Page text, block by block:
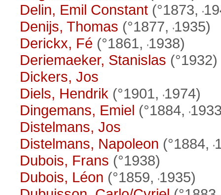
Delin, Emil Constant (°1873,
Denijs, Thomas (°1877, 1935)
Derickx, Fé (°1861, 1938)
Deriemaeker, Stanislas (°1932)
Dickers, Jos
Diels, Hendrik (°1901, 1974)
Dingemans, Emiel (°1884,
Distelmans, Jos
Distelmans, Napoleon (°1884,
Dubois, Frans (°1938)
Dubois, Léon (°1859, 1935)